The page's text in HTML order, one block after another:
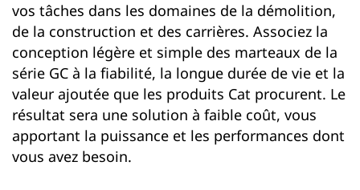
vos tâches dans les domaines de la démolition,
de la construction et des carrières. Associez la
conception légère et simple des marteaux de la
série GC à la fiabilité, la longue durée de vie et la
valeur ajoutée que les produits Cat procurent. Le
résultat sera une solution à faible coût, vous
apportant la puissance et les performances dont
vous avez besoin.